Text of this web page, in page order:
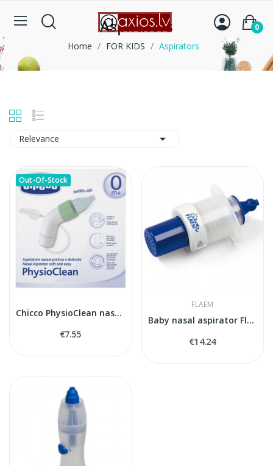
0
Aspirators
Home FOR KIDS Aspirators
Relevance 
Out-Of-Stock
Chicco PhysioClean nasal aspirator
€7.55
FLAEM
Baby nasal aspirator Flaem
€14.24